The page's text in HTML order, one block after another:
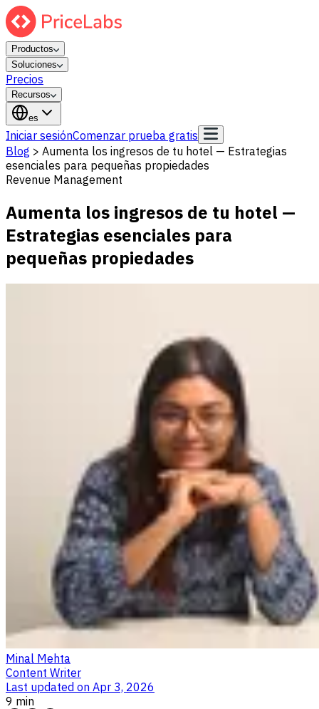
Productos
Soluciones
Precios
Recursos
es
Iniciar sesiónComenzar prueba gratis
Blog > Aumenta los ingresos de tu hotel — Estrategias
esenciales para pequeñas propiedades
Revenue Management
Aumenta los ingresos de tu hotel —
Estrategias esenciales para
pequeñas propiedades
Minal Mehta
Content Writer
Last updated on Apr 3, 2026
9 min